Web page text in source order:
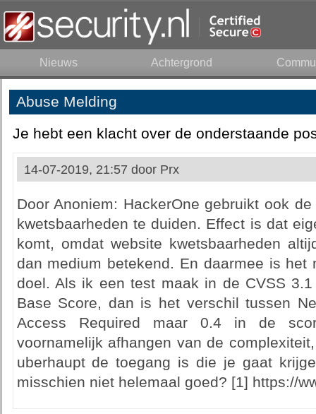
Nieuws Achtergrond
Abuse Melding
Je hebt een klacht over de onderstaande
14-07-2019, 21:57 door Prx
Door Anoniem: HackerOne gebruikt ook
kwetsbaarheden te duiden. Effect is dat
komt, omdat website kwetsbaarheden
dan medium betekend. En daarmee is
doel. Als ik een test maak in de CVSS
Base Score, dan is het verschil tussen
Access Required maar 0.4 in de
voornamelijk afhangen van de
uberhaupt de toegang is die je gaat
misschien niet helemaal goed? [1] https://